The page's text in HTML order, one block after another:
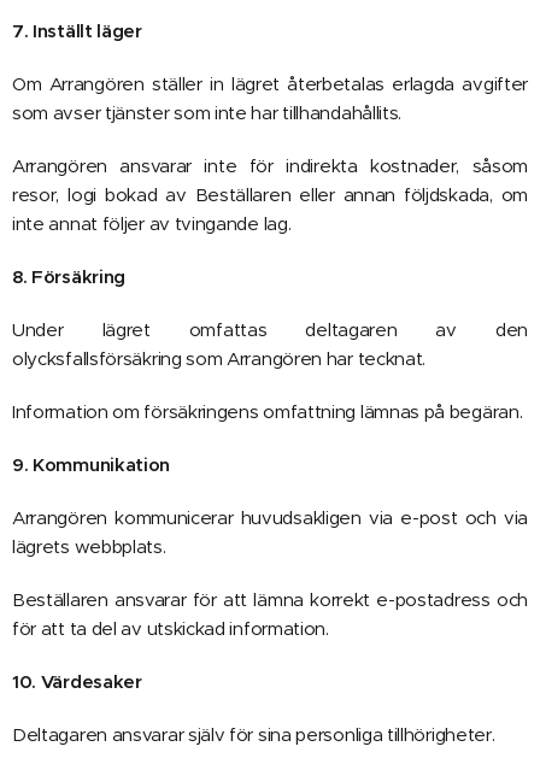
7. Inställt läger
Om Arrangören ställer in lägret återbetalas erlagda avgifter
som avser tjänster som inte har tillhandahållits.
Arrangören ansvarar inte för indirekta kostnader, såsom
resor, logi bokad av Beställaren eller annan följdskada, om
inte annat följer av tvingande lag.
8. Försäkring
Under lägret omfattas deltagaren av den
olycksfallsförsäkring som Arrangören har tecknat.
Information om försäkringens omfattning lämnas på begäran.
9. Kommunikation
Arrangören kommunicerar huvudsakligen via e-post och via
lägrets webbplats.
Beställaren ansvarar för att lämna korrekt e-postadress och
för att ta del av utskickad information.
10. Värdesaker
Deltagaren ansvarar själv för sina personliga tillhörigheter.